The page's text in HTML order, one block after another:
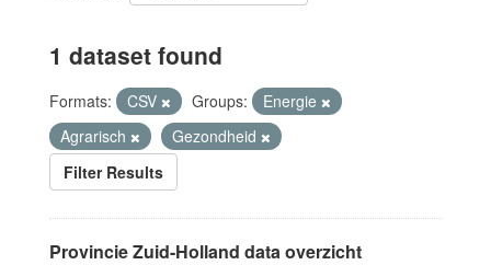
1 dataset found
Formats: CSV Groups:
Energie
Agrarisch
Gezondheid
Filter Results
Provincie Zuid-Holland data overzicht